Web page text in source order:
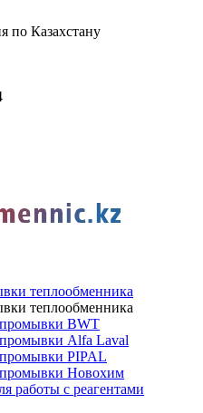
по Казахстану
теплообменника
теплообменника
BWT
Alfa Laval
PIPAL
промывки Новохим
работы с реагентами